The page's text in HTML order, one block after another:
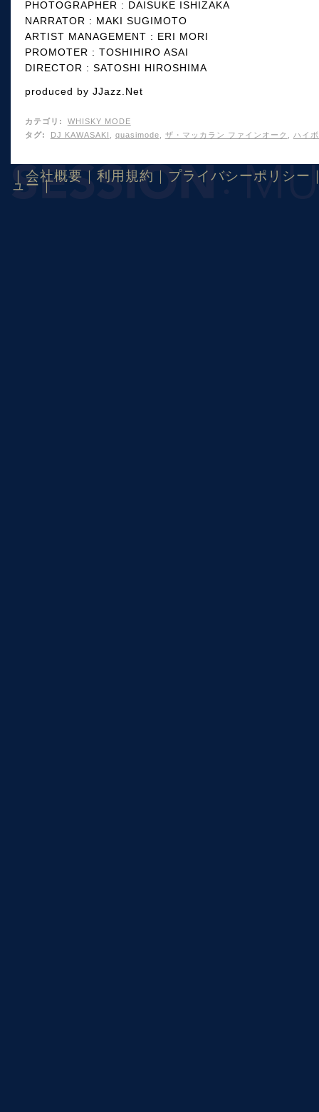
PHOTOGRAPHER : DAISUKE ISHIZAKA
NARRATOR : MAKI SUGIMOTO
ARTIST MANAGEMENT : ERI MORI
PROMOTER : TOSHIHIRO ASAI
DIRECTOR : SATOSHI HIROSHIMA
produced by JJazz.Net
カテゴリ :
WHISKY MODE
タグ: DJ KAWASAKI quasimode ザ・マッカラン ファインオーク ハイ
｜ 会社概要 ｜ 利用規約 ｜ プライバシーポリシー
ュー ｜